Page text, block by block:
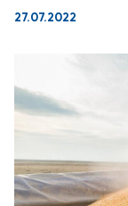
27.07.2022